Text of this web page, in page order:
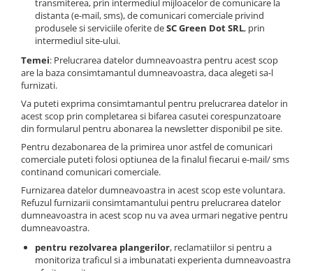
transmiterea, prin intermediul mijloacelor de comunicare la
distanta (e-mail, sms), de comunicari comerciale privind
produsele si serviciile oferite deSC Green Dot SRL, prin
intermediul site-ului.
Temei: Prelucrarea datelor dumneavoastra pentru acest scop
are la baza consimtamantul dumneavoastra, daca alegeti sa-l
furnizati.
Va puteti exprima consimtamantul pentru prelucrarea datelor in
acest scop prin completarea si bifarea casutei corespunzatoare
din formularul pentru abonarea la newsletter disponibil pe site.
Pentru dezabonarea de la primirea unor astfel de comunicari
comerciale puteti folosi optiunea de la finalul fiecarui e-mail/ sms
continand comunicari comerciale.
Furnizarea datelor dumneavoastra in acest scop este voluntara.
Refuzul furnizarii consimtamantului pentru prelucrarea datelor
dumneavoastra in acest scop nu va avea urmari negative pentru
dumneavoastra.
pentru rezolvarea plangerilor, reclamatiilor si pentru a
monitoriza traficul si a imbunatati experienta dumneavoastra